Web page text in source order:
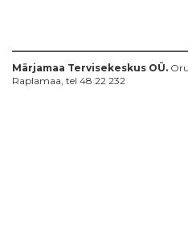
Märjamaa Tervisekeskus OÜ.
Raplamaa, tel 48 22 232